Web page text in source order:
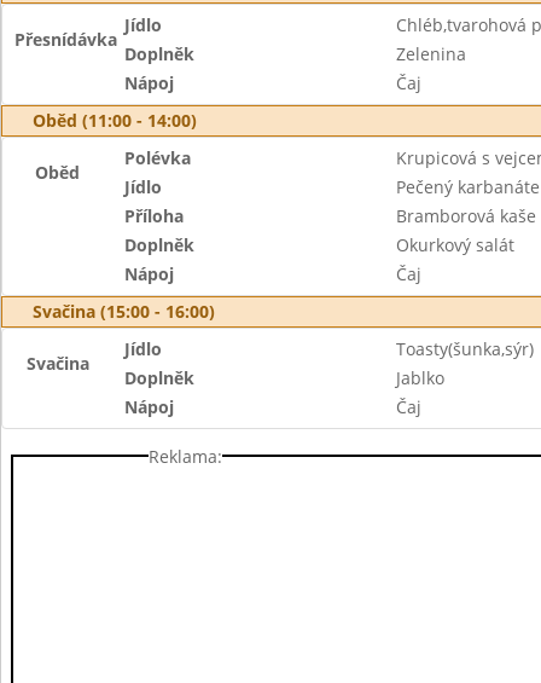
Přesnídávka
Jídlo
Chléb,tvarohová
Doplněk
Zelenina
Nápoj
Čaj
Oběd (11:00 - 14:00)
Oběd
Polévka
Krupicová s
Jídlo
Pečený
Příloha
Bramborová kaše
Doplněk
Okurkový salát
Nápoj
Čaj
Svačina (15:00 - 16:00)
Svačina
Jídlo
Toasty(šunka,sýr)
Doplněk
Jablko
Nápoj
Čaj
Reklama: